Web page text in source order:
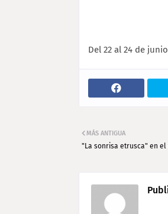
Del 22 al 24 de
MÁS ANTIGUA
"La sonrisa etrusca" en el